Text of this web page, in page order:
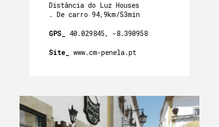
Distância do Luz Houses
. De carro 94,9km/53min
GPS_ 40.029845, -8.390958
Site_ www.cm-penela.pt